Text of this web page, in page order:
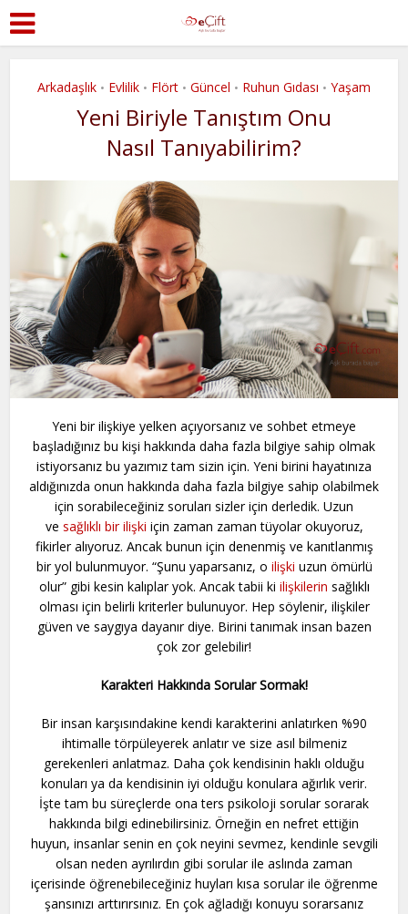
Arkadaşlık • Evlilik • Flört • Güncel • Ruhun Gıdası • Yaşam
Yeni Biriyle Tanıştım Onu
Nasıl Tanıyabilirim?
Yeni bir ilişkiye yelken açıyorsanız ve sohbet etmeye
başladığınız bu kişi hakkında daha fazla bilgiye sahip olmak
istiyorsanız bu yazımız tam sizin için. Yeni birini hayatınıza
aldığınızda onun hakkında daha fazla bilgiye sahip olabilmek
için sorabileceğiniz soruları sizler için derledik. Uzun
ve sağlıklı bir ilişki için zaman zaman tüyolar okuyoruz,
fikirler alıyoruz. Ancak bunun için denenmiş ve kanıtlanmış
bir yol bulunmuyor. “Şunu yaparsanız, o ilişki uzun ömürlü
olur” gibi kesin kalıplar yok. Ancak tabii ki ilişkilerin sağlıklı
olması için belirli kriterler bulunuyor. Hep söylenir, ilişkiler
güven ve saygıya dayanır diye. Birini tanımak insan bazen
çok zor gelebilir!
Karakteri Hakkında Sorular Sormak!
Bir insan karşısındakine kendi karakterini anlatırken %90
ihtimalle törpüleyerek anlatır ve size asıl bilmeniz
gerekenleri anlatmaz. Daha çok kendisinin haklı olduğu
konuları ya da kendisinin iyi olduğu konulara ağırlık verir.
İşte tam bu süreçlerde ona ters psikoloji sorular sorarak
hakkında bilgi edinebilirsiniz. Örneğin en nefret ettiğin
huyun, insanlar senin en çok neyini sevmez, kendinle sevgili
olsan neden ayrılırdın gibi sorular ile aslında zaman
içerisinde öğrenebileceğiniz huyları kısa sorular ile öğrenme
şansınızı arttırırsınız. En çok ağladığı konuyu sorarsanız